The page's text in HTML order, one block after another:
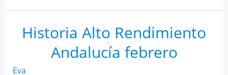
Rendimiento
Andalucía
marzo
Historia Alto Rendimiento
Andalucía febrero
Eva